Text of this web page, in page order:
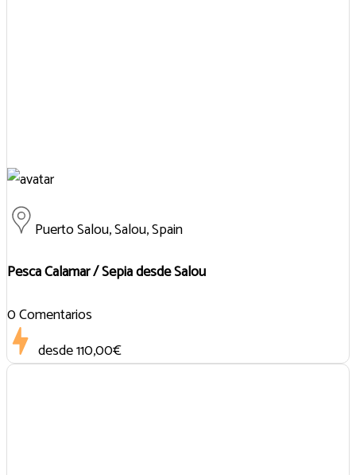
Puerto Salou, Salou, Spain
Pesca Calamar / Sepia desde Salou
0 Comentarios
desde110,00€